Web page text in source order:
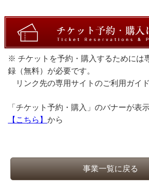
※ チケットを予約・購入するためには
録（無料）が必要です。
リンク先の専用サイトのご利用ガイド
「チケット予約・購入」のバナーが表
【こちら】 から
事業一覧に戻る